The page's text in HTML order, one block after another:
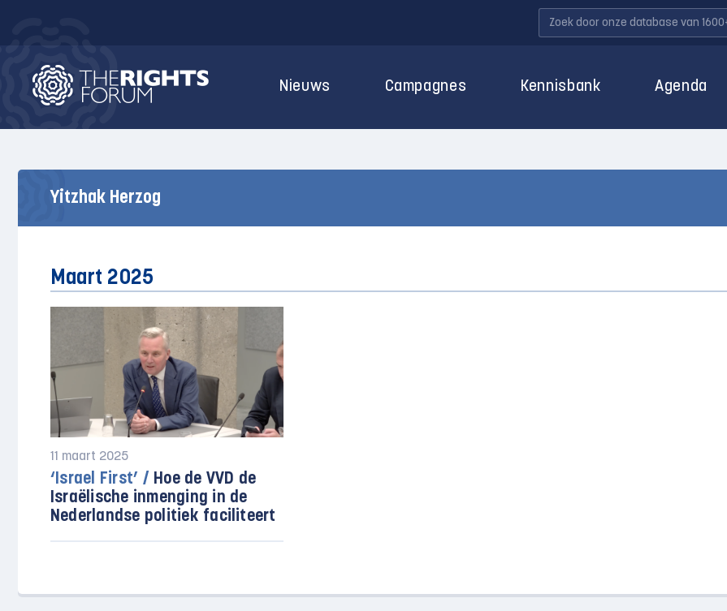
Nieuws Campagnes Kennisbank Agenda
Yitzhak Herzog
Maart 2025
11 maart 2025
‘Israel First’ / Hoe de VVD de
Israëlische inmenging in de
Nederlandse politiek faciliteert